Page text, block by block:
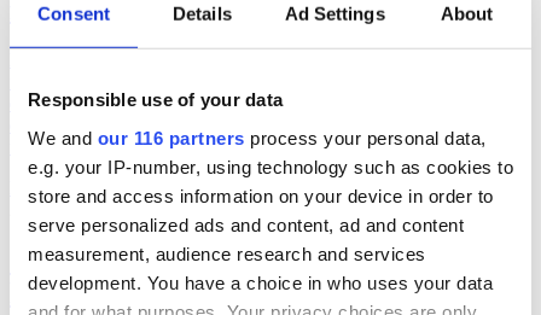
Consent Details Ad Settings About
Responsible use of your data
We and our 116 partners process your personal data,
e.g. your IP-number, using technology such as cookies to
store and access information on your device in order to
serve personalized ads and content, ad and content
measurement, audience research and services
development. You have a choice in who uses your data
förtroendet”
docent i statsvetenskap, Stockholms universitet och Faradj Koliev,
för Socialdemokraterna i Solna på DN Debatt.
Bransch lobbying
Gruvbolag och branschorganisation
halvjublar över skrotat uran-veto